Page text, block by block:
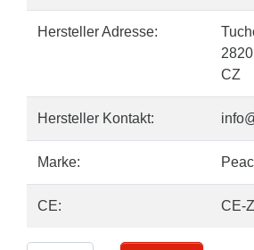
Hersteller Adresse:
CZ
Hersteller Kontakt:
Marke:
CE: CE-